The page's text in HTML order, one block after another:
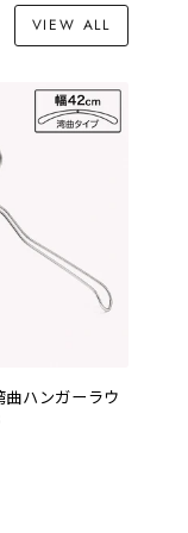
VIEW ALL
ハンガーラウ